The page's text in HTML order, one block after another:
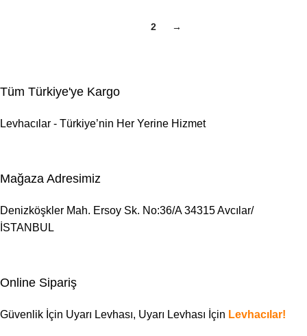
2 →
Tüm Türkiye'ye Kargo
Levhacılar - Türkiye’nin Her Yerine Hizmet
Mağaza Adresimiz
Denizköşkler Mah. Ersoy Sk. No:36/A 34315 Avcılar/
İSTANBUL
Online Sipariş
Güvenlik İçin Uyarı Levhası, Uyarı Levhası İçin Levhacılar!